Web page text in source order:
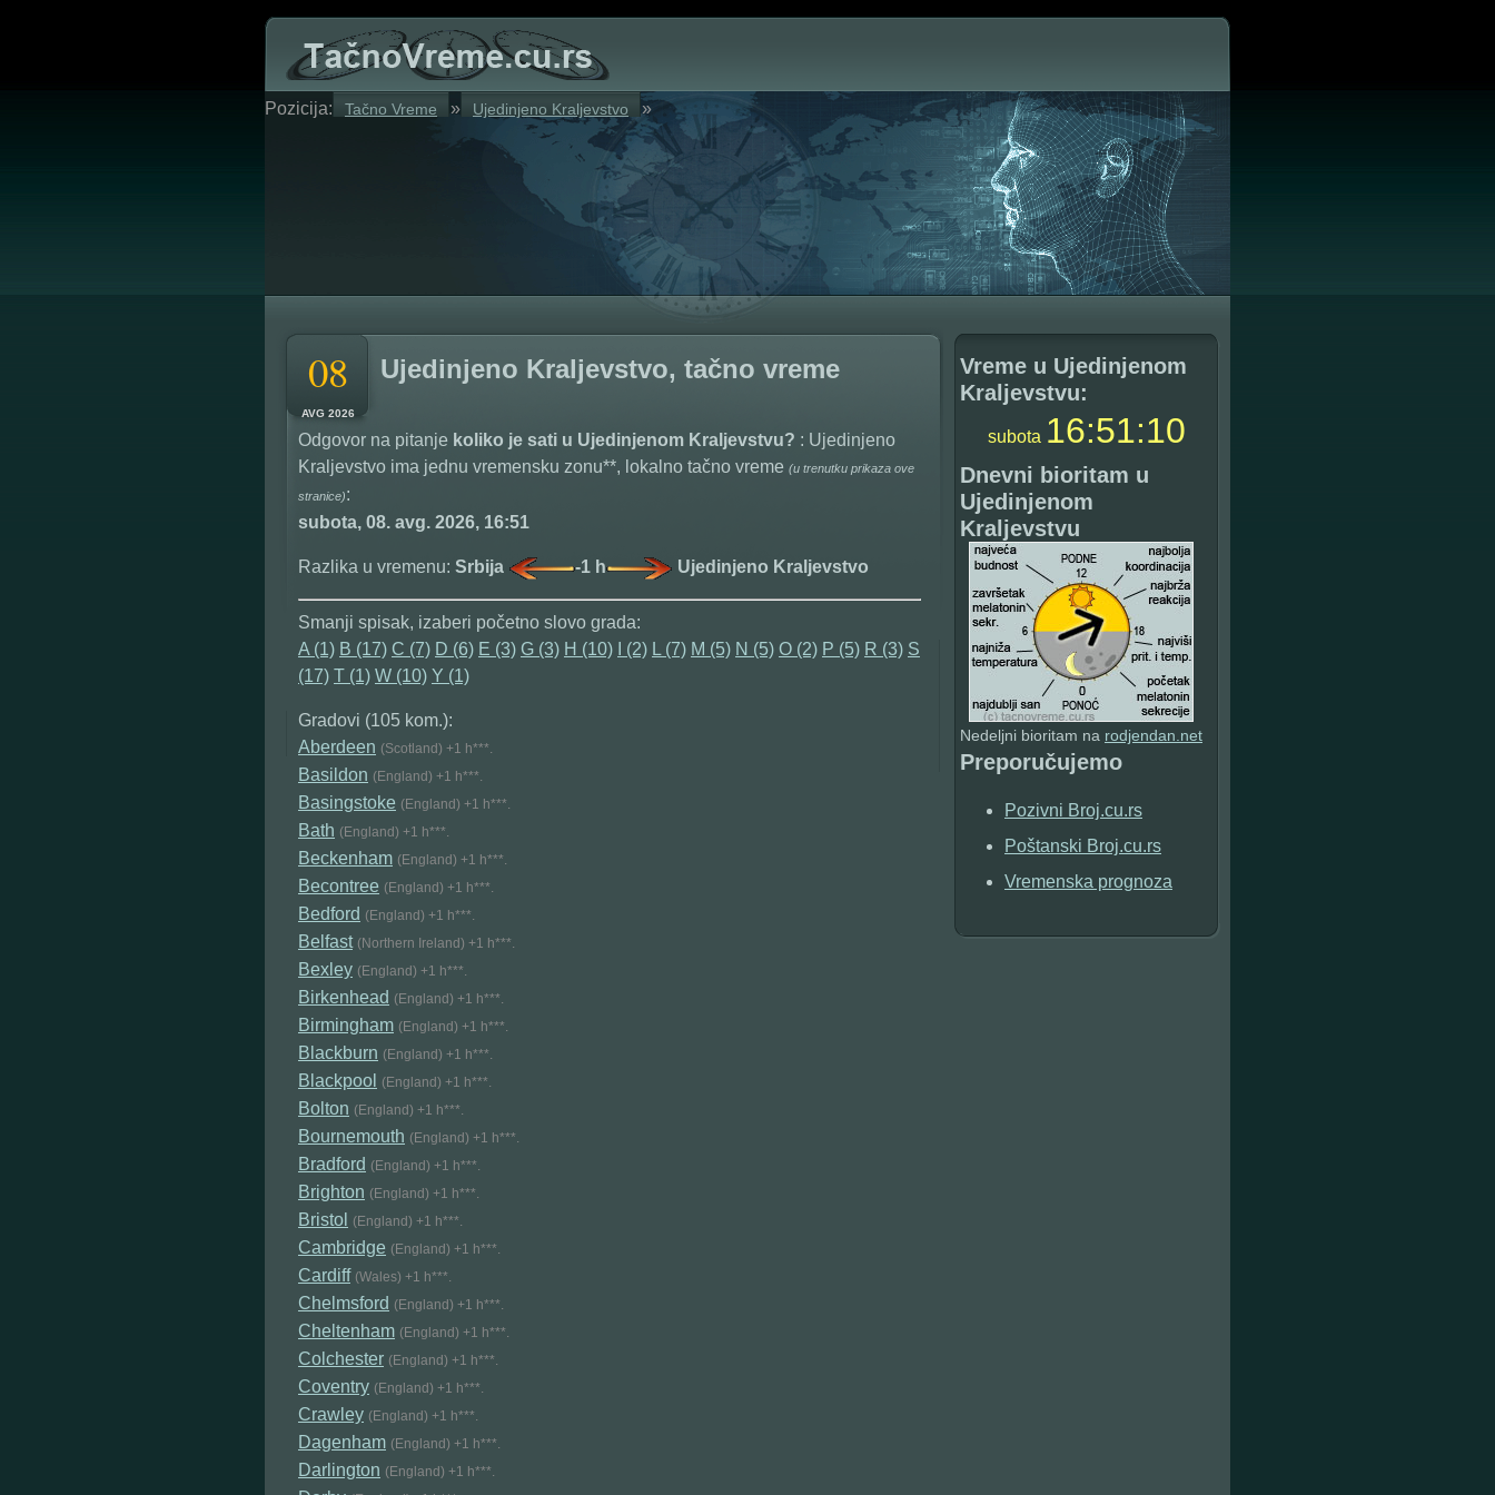
Pozicija: Tačno Vreme » Ujedinjeno Kraljevstvo »
08
AVG 2026
Ujedinjeno Kraljevstvo, tačno vreme
Odgovor na pitanje koliko je sati u Ujedinjenom Kraljevstvu? : Ujedinjeno
Kraljevstvo ima jednu vremensku zonu**, lokalno tačno vreme (u trenutku prikaza ove
stranice):
subota, 08. avg. 2026, 16:51
Razlika u vremenu: Srbija -1 h Ujedinjeno Kraljevstvo
Smanji spisak, izaberi početno slovo grada:
A (1) B (17) C (7) D (6) E (3) G (3) H (10) I (2) L (7) M (5) N (5) O (2) P (5) R (3) S
(17) T (1) W (10) Y (1)
Gradovi (105 kom.):
Aberdeen (Scotland) +1 h***.
Basildon (England) +1 h***.
Basingstoke (England) +1 h***.
Bath (England) +1 h***.
Beckenham (England) +1 h***.
Becontree (England) +1 h***.
Bedford (England) +1 h***.
Belfast (Northern Ireland) +1 h***.
Bexley (England) +1 h***.
Birkenhead (England) +1 h***.
Birmingham (England) +1 h***.
Blackburn (England) +1 h***.
Blackpool (England) +1 h***.
Bolton (England) +1 h***.
Bournemouth (England) +1 h***.
Bradford (England) +1 h***.
Brighton (England) +1 h***.
Bristol (England) +1 h***.
Cambridge (England) +1 h***.
Cardiff (Wales) +1 h***.
Chelmsford (England) +1 h***.
Cheltenham (England) +1 h***.
Colchester (England) +1 h***.
Coventry (England) +1 h***.
Crawley (England) +1 h***.
Dagenham (England) +1 h***.
Darlington (England) +1 h***.
Vreme u Ujedinjenom
Kraljevstvu:
subota 16:51:11
Dnevni bioritam u
Ujedinjenom
Kraljevstvu
Nedeljni bioritam na rodjendan.net
Preporučujemo
Pozivni Broj.cu.rs
Poštanski Broj.cu.rs
Vremenska prognoza